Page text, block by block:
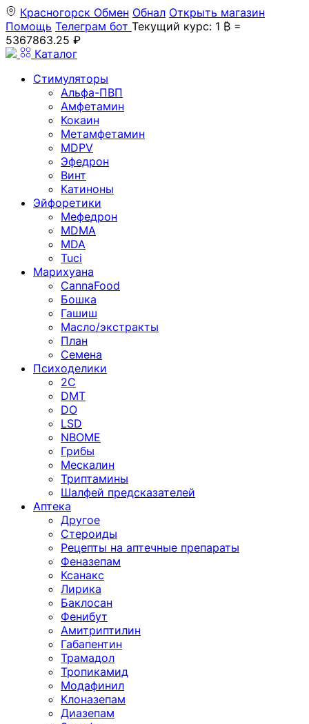
Красногорск Обмен Обнал Открыть магазин
Помощь Телеграм бот Текущий курс: 1 ₿ =
5367863.25 ₽
Каталог
Стимуляторы
Альфа-ПВП
Амфетамин
Кокаин
Метамфетамин
MDPV
Эфедрон
Винт
Катиноны
Эйфоретики
Мефедрон
MDMA
MDA
Tuci
Марихуана
CannaFood
Бошка
Гашиш
Масло/экстракты
План
Семена
Психоделики
2C
DMT
DO
LSD
NBOME
Грибы
Мескалин
Триптамины
Шалфей предсказателей
Аптека
Другое
Стероиды
Рецепты на аптечные препараты
Феназепам
Ксанакс
Лирика
Баклосан
Фенибут
Амитриптилин
Габапентин
Трамадол
Тропикамид
Модафинил
Клоназепам
Диазепам